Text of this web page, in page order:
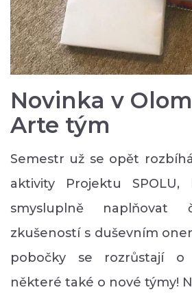
Novinka v
Arte tým
Semestr už se opět
aktivity Projektu
smysluplně
zkušeností s duševním
pobočky se rozrůstají
některé také o nové týmy!